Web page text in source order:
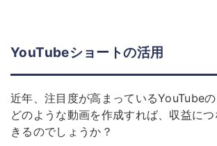
YouTubeショートの活用
近年、注目度が高まっているYouTubeの
どのような動画を作成すれば、収益に
きるのでしょうか？